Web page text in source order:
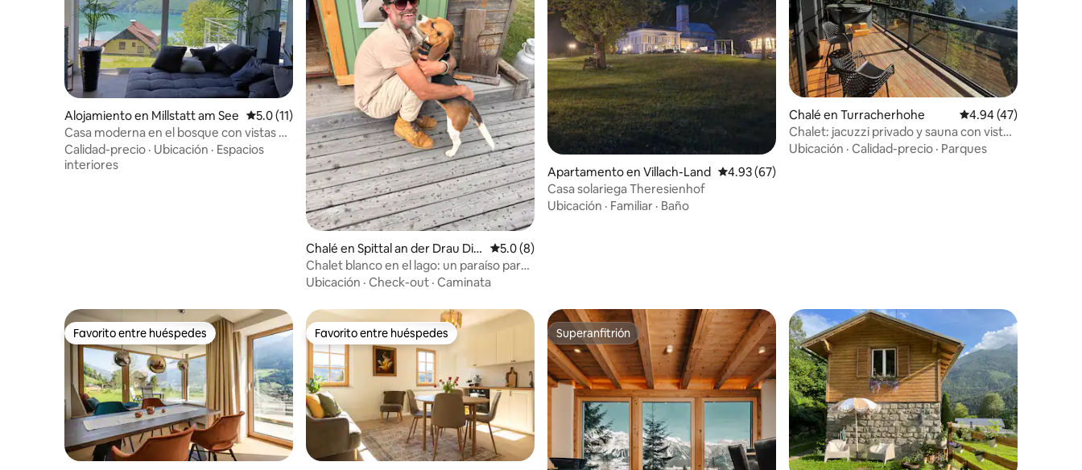
Alojamiento en Millstatt am See Calificación promedio: 5.0 de 5, 11 reseñas
5.0 (11)
Casa moderna en el bosque con vistas al
lago Millstättersee
Calidad-precio · Ubicación · Espacios
interiores
Chalé en Spittal an der Drau Dist
rict
Calificación promedio: 5.0 de 5, 8 reseñas
5.0 (8)
Chalet blanco en el lago: un paraíso para
ti y tu perro
Ubicación · Check-out · Caminata
Apartamento en Villach-Land Calificación promedio: 4.93 de 5, 67 reseñas
4.93 (67)
Casa solariega Theresienhof
Ubicación · Familiar · Baño
Chalé en Turracherhohe Calificación
4.94 (47)
Chalet: jacuzzi privado y sauna con vista
a la montaña
Ubicación · Calidad-precio · Parques
Favorito entre huéspedes
Favorito entre huéspedes Favorito entre huéspedes
Favorito entre huéspedes Superanfitrión
Superanfitrión